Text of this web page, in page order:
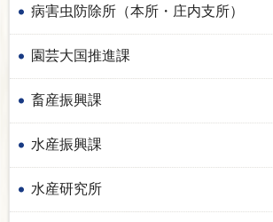
病害虫防除所（本所・庄内支所）
園芸大国推進課
畜産振興課
水産振興課
水産研究所